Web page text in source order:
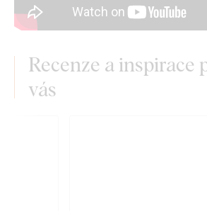
Recenze a inspirace
vás